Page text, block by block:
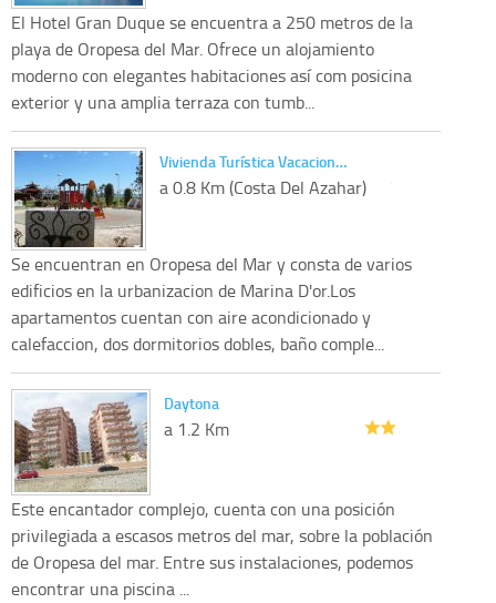
El Hotel Gran Duque se encuentra a 250 metros de la
playa de Oropesa del Mar. Ofrece un alojamiento
moderno con elegantes habitaciones así com posicina
exterior y una amplia terraza con tumb...
Vivienda Turística Vacacion…
a 0.8 Km (Costa Del Azahar)
Se encuentran en Oropesa del Mar y consta de varios
edificios en la urbanizacion de Marina D'or.Los
apartamentos cuentan con aire acondicionado y
calefaccion, dos dormitorios dobles, baño comple...
Daytona
a 1.2 Km
Este encantador complejo, cuenta con una posición
privilegiada a escasos metros del mar, sobre la población
de Oropesa del mar. Entre sus instalaciones, podemos
encontrar una piscina ...